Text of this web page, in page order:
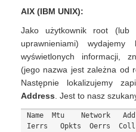
AIX (IBM UNIX):
Jako użytkownik root (lub
uprawnieniami) wydajemy
wyświetlonych informacji,
(jego nazwa jest zależna od
Następnie lokalizujemy
Address . Jest to nasz
Name  Mtu    Network
Ierrs   Opkts  Oerrs  Coll